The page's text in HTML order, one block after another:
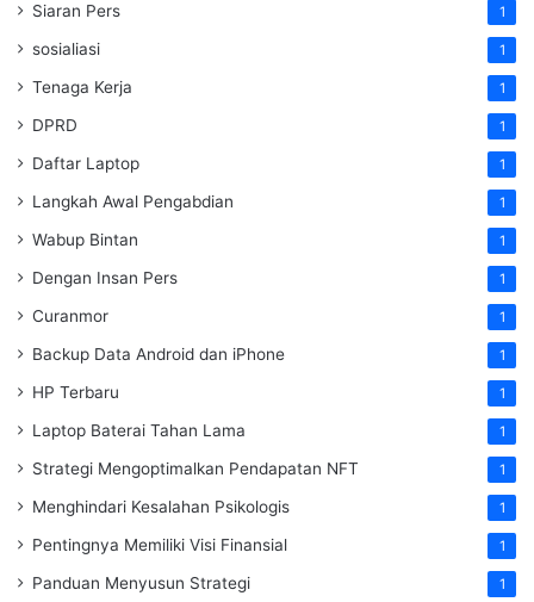
Siaran Pers 1
sosialiasi 1
Tenaga Kerja 1
DPRD 1
Daftar Laptop 1
Langkah Awal Pengabdian 1
Wabup Bintan 1
Dengan Insan Pers 1
Curanmor 1
Backup Data Android dan iPhone 1
HP Terbaru 1
Laptop Baterai Tahan Lama 1
Strategi Mengoptimalkan Pendapatan NFT 1
Menghindari Kesalahan Psikologis 1
Pentingnya Memiliki Visi Finansial 1
Panduan Menyusun Strategi 1